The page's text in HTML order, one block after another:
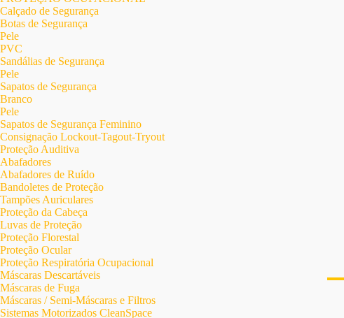
Calçado de Segurança
Botas de Segurança
Pele
PVC
Sandálias de Segurança
Pele
Sapatos de Segurança
Branco
Pele
Sapatos de Segurança Feminino
Consignação Lockout-Tagout-Tryout
Proteção Auditiva
Abafadores
Abafadores de Ruído
Bandoletes de Proteção
Tampões Auriculares
Proteção da Cabeça
Luvas de Proteção
Proteção Florestal
Proteção Ocular
Proteção Respiratória Ocupacional
Máscaras Descartáveis
Máscaras de Fuga
Máscaras / Semi-Máscaras e Filtros
Sistemas Motorizados CleanSpace